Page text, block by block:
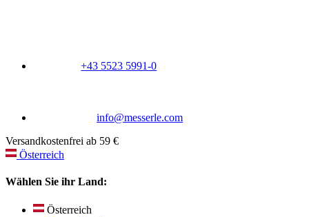
+43 5523 5991-0
info@messerle.com
Versandkostenfrei ab 59 €
Österreich
Wählen Sie ihr Land:
Österreich